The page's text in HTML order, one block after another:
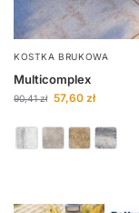
KOSTKA BRUKOWA
Multicomplex
90,41zł 57,60 zł